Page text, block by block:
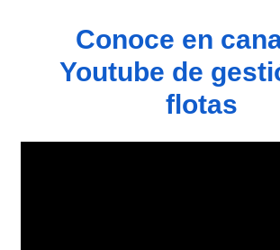
Conoce en
Youtube de
flotas